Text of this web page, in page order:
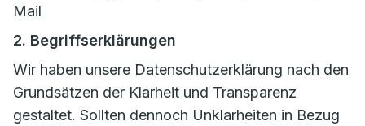
Mail
2. Begriffserklärungen
Wir haben unsere Datenschutzerklärung nach den
Grundsätzen der Klarheit und Transparenz
gestaltet. Sollten dennoch Unklarheiten in Bezug